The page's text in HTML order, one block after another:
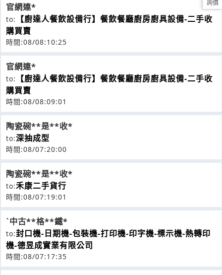
官網連*
to:
【廚達人餐飲設備行】餐飲餐廳廚房廚具設備-二手收
購買賣
時間:08/08:10:25
官網連*
to:
【廚達人餐飲設備行】餐飲餐廳廚房廚具設備-二手收
購買賣
時間:08/08:09:01
陶瓷碗**是**收*
to:深抽成型
時間:08/07:20:00
陶瓷碗**是**收*
to:禾康二手貨行
時間:08/07:19:01
ˋ中古**格**鐵*
to:封口機-日期機-包裝機-打印機-印字機-標示機-熱轉印
機-德昱成實業有限公司
時間:08/07:17:35
詢價